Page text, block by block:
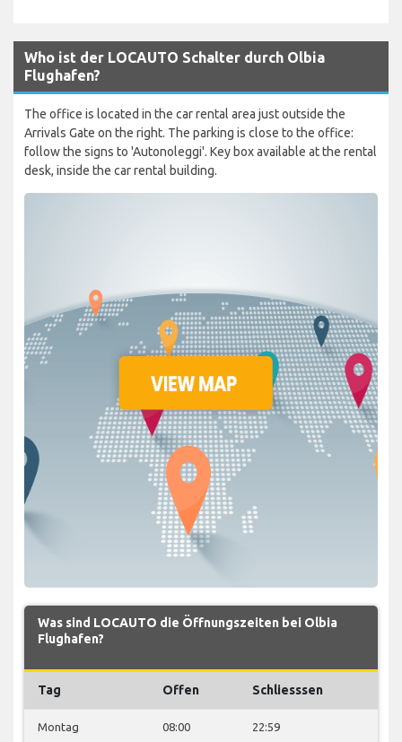
Who ist der LOCAUTO Schalter durch Olbia
Flughafen?
The office is located in the car rental area just outside the
Arrivals Gate on the right. The parking is close to the office:
follow the signs to 'Autonoleggi'. Key box available at the rental
desk, inside the car rental building.
Was sind LOCAUTO die Öffnungszeiten bei Olbia
Flughafen?
Tag Offen Schliesssen
Montag 08:00 22:59